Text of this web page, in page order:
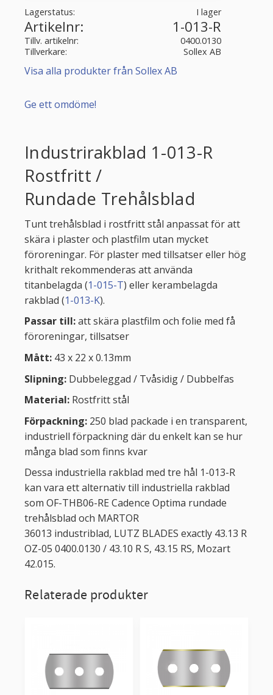
Lagerstatus I lager
Artikelnr 1-013-R
Tillv. artikelnr
0400.0130
Tillverkare
Sollex AB
Visa alla produkter från Sollex AB
Ge ett omdöme!
Industrirakblad 1-013-R
Rostfritt /
Rundade Trehålsblad
Tunt trehålsblad i rostfritt stål anpassat för att
skära i plaster och plastfilm utan mycket
föroreningar. För plaster med tillsatser eller hög
krithalt rekommenderas att använda
titanbelagda (1-015-T) eller kerambelagda
rakblad (1-013-K).
Passar till:att skära plastfilm och folie med få
föroreningar, tillsatser
Mått: 43 x 22 x 0.13mm
Slipning: Dubbeleggad / Tvåsidig / Dubbelfas
Material: Rostfritt stål
Förpackning: 250 blad packade i en transparent,
industriell förpackning där du enkelt kan se hur
många blad som finns kvar
Dessa industriella rakblad med tre hål 1-013-R
kan vara ett alternativ till industriella rakblad
som OF-THB06-RE Cadence Optima rundade
trehålsblad och MARTOR
36013 industriblad, LUTZ BLADES exactly 43.13 R
OZ-05 0400.0130 / 43.10 R S, 43.15 RS, Mozart
42.015.
Relaterade produkter